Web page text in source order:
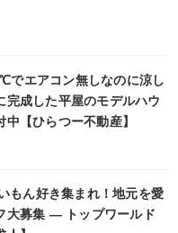
でエアコン無しなのに涼し
完成した平屋のモデルハウ
中【ひらつー不動産】
もん好き集まれ！地元を愛
大募集 ― トップワールド